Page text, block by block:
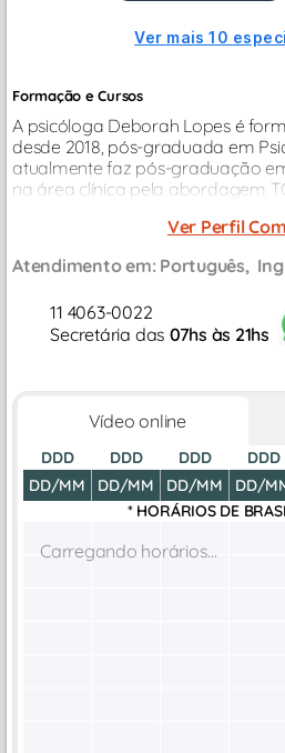
Ver mais 10
Formação e Cursos
A psicóloga Deborah Lopes é
desde 2018, pós-graduada em
atualmente faz pós-graduação
na área clínica pela abordagem
Ver Perfil
Atendimento em: Português
11 4063-0022
Secretária das 07hs às 21hs
Vídeo online
DDD
DD/MM
DDD
DD/MM
DDD
DD/MM
DDD
DD/
* HORÁRIOS DE
Carregando horários...